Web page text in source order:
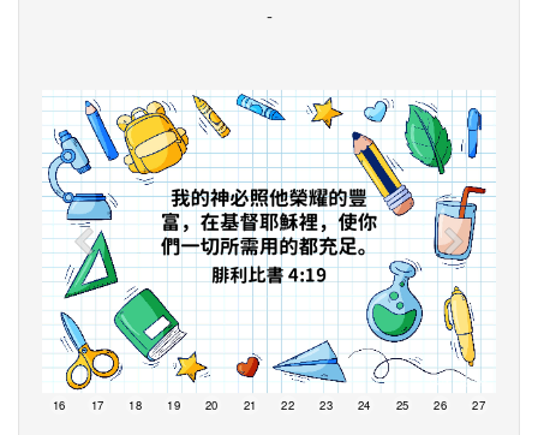
-
16 17 18 19 20 21 22 23 24 25 26 27